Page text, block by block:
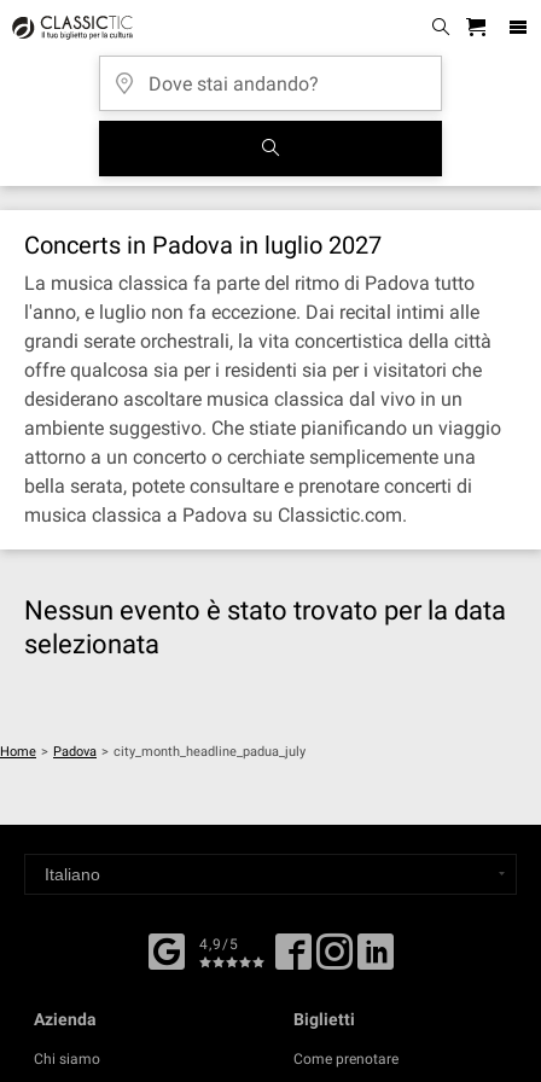
Concerts in Padova in luglio 2027
La musica classica fa parte del ritmo di Padova tutto
l'anno, e luglio non fa eccezione. Dai recital intimi alle
grandi serate orchestrali, la vita concertistica della città
offre qualcosa sia per i residenti sia per i visitatori che
desiderano ascoltare musica classica dal vivo in un
ambiente suggestivo. Che stiate pianificando un viaggio
attorno a un concerto o cerchiate semplicemente una
bella serata, potete consultare e prenotare concerti di
musica classica a Padova su Classictic.com.
Nessun evento è stato trovato per la data
selezionata
Home > Padova > city_month_headline_padua_july
4,9/5
Azienda
Chi siamo
Biglietti
Come prenotare